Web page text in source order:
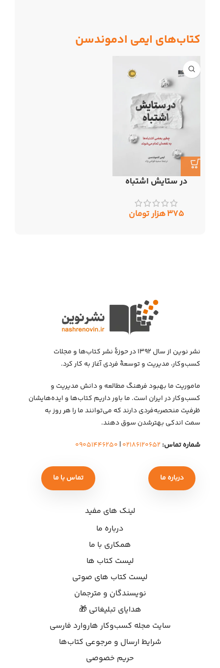
کتاب‌های ایمی ادموندسن
در ستایش اشتباه
۳۷۵هزار تومان
نشر نوین از سال ۱۳۹۲ در حوزهٔ نشر کتاب‌ها و مجلات
کسب‌وکار، مدیریت و توسعهٔ فردی آغاز به کار کرد.
ماموریت ما بهبود فرهنگ مطالعه و دانش مدیریت و
کسب‌وکار در ایران است. ما باور داریم کتاب‌ها و ایده‌هایشان
ظرفیت منحصربه‌فردی دارند که می‌توانند ما را هر روز به
سمت اندکی بهتر‌شدن سوق دهند.
شماره تماس: ۰۲۱۸۶۱۲۰۶۵۲| ۰۹۰۵۱۴۴۶۲۵۰
درباره ما تماس با ما
لینک های مفید
درباره ما
همکاری با ما
لیست کتاب ها
لیست کتاب های صوتی
نویسندگان و مترجمان
هدایای تبلیغاتی 🎁
سایت مجله کسب‌وکار هاروارد فارسی
شرایط ارسال و مرجوعی کتاب‌ها
حریم خصوصی